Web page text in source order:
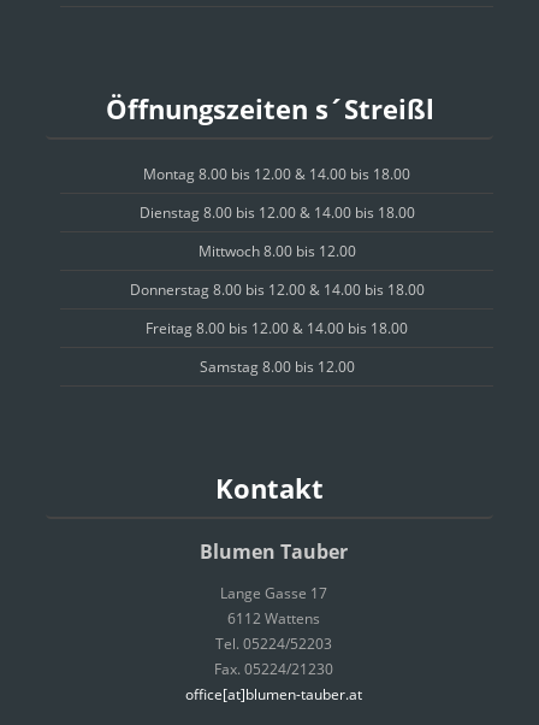
Öffnungszeiten s´Streißl
Montag 8.00 bis 12.00 & 14.00 bis 18.00
Dienstag 8.00 bis 12.00 & 14.00 bis 18.00
Mittwoch 8.00 bis 12.00
Donnerstag 8.00 bis 12.00 & 14.00 bis 18.00
Freitag 8.00 bis 12.00 & 14.00 bis 18.00
Samstag 8.00 bis 12.00
Kontakt
Blumen Tauber
Lange Gasse 17
6112 Wattens
Tel. 05224/52203
Fax. 05224/21230
office[at]blumen-tauber.at